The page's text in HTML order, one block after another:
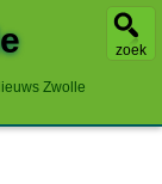
zoek
Zwolle